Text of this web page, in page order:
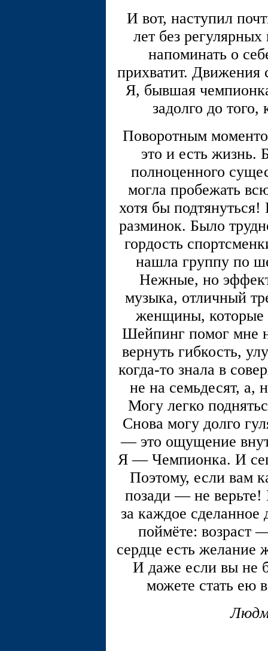
И вот, наступил
лет без
напоминать о
прихватит. Движения
Я, бывшая
задолго до того,
Поворотным
это и есть жизнь.
полноценного
могла пробежать
хотя бы
разминок. Было
гордость
нашла группу по
Нежные, но
музыка, отличный
женщины, которые
Шейпинг помог мне
вернуть гибкость,
когда-то знала в
не на семьдесят, а,
Могу легко
Снова могу долго
— это ощущение
Я — Чемпионка. И
Поэтому, если вам
позади — не верьте!
за каждое
поймёте: возраст
сердце есть желание
И даже если вы не
можете стать ею